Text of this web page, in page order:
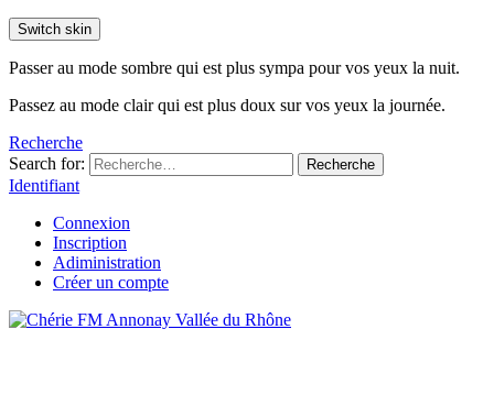
Switch skin
Passer au mode sombre qui est plus sympa pour vos yeux la nuit.
Passez au mode clair qui est plus doux sur vos yeux la journée.
Recherche
Search for:
Recherche
Identifiant
Connexion
Inscription
Adiministration
Créer un compte